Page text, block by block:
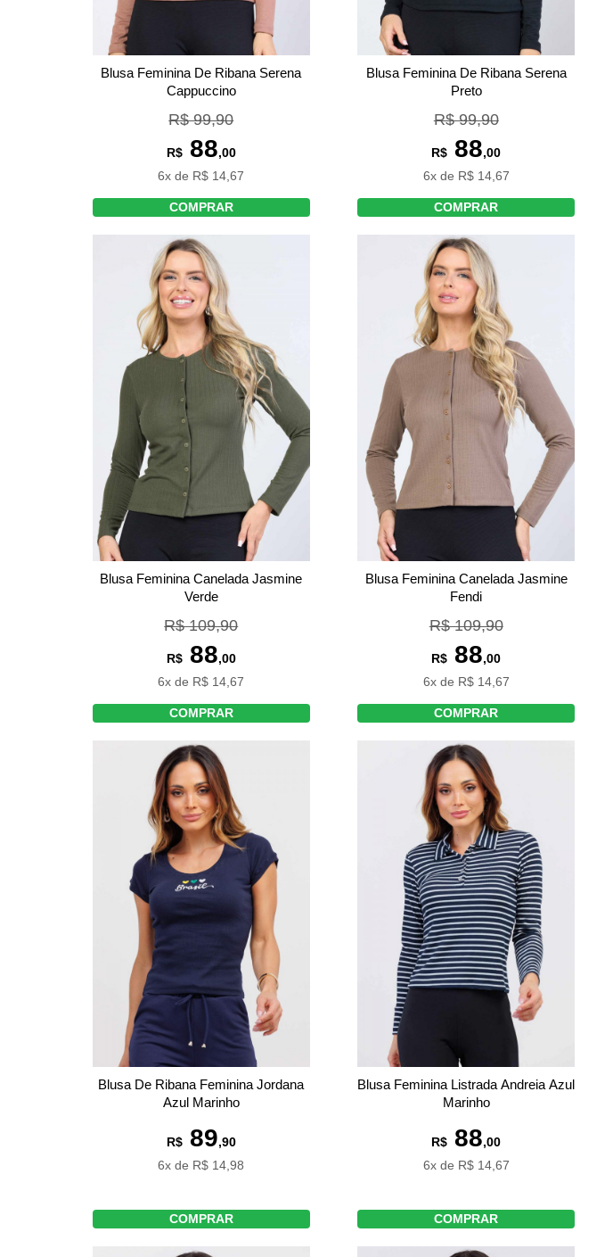
Blusa Feminina De Ribana Serena
Cappuccino
R$ 99,90
R$88,00
6x de R$ 14,67
COMPRAR
Blusa Feminina De Ribana Serena
Preto
R$ 99,90
R$ 88,00
6x de R$ 14,67
COMPRAR
Blusa Feminina Canelada Jasmine
Verde
R$ 109,90
R$88,00
6x de R$ 14,67
COMPRAR
Blusa Feminina Canelada Jasmine
Fendi
R$ 109,90
R$ 88,00
6x de R$ 14,67
COMPRAR
Blusa De Ribana Feminina Jordana
Azul Marinho
R$89,90
6x de R$ 14,98
COMPRAR
Blusa Feminina Listrada Andreia Azul
Marinho
R$ 88,00
6x de R$ 14,67
COMPRAR